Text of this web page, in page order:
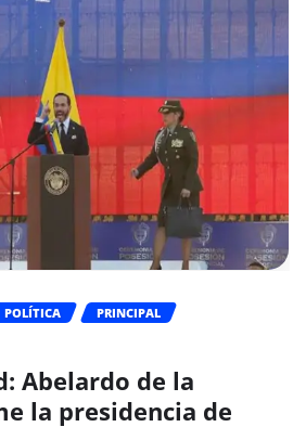
POLÍTICA
PRINCIPAL
Abelardo de la
la presidencia de